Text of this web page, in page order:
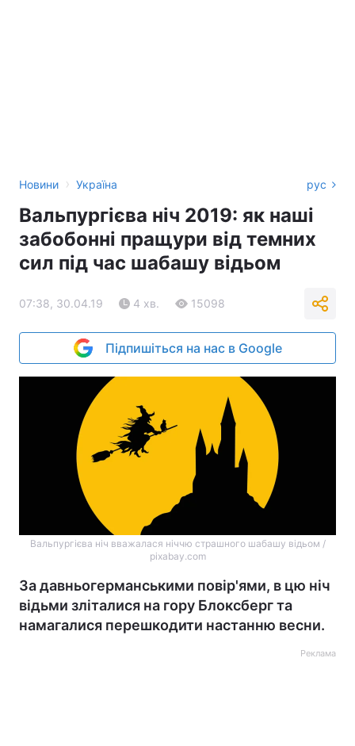
Новини › Україна рус
Вальпургієва ніч 2019: як наші
забобонні пращури від темних
сил під час шабашу відьом
07:38, 30.04.19 4 хв. 15098
Підпишіться на нас в Google
Вальпургієва ніч вважалася ніччю страшного шабашу відьом /
pixabay.com
За давньогерманськими повір'ями, в цю ніч
відьми зліталися на гору Блоксберг та
намагалися перешкодити настанню весни.
Реклама